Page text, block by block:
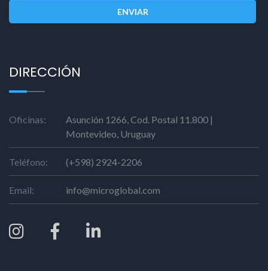
ENVIAR
DIRECCIÓN
Oficinas:
Asunción 1266, Cod. Postal 11.800 |
Montevideo, Uruguay
Teléfono: (+598) 2924-2206
Email: info@microglobal.com